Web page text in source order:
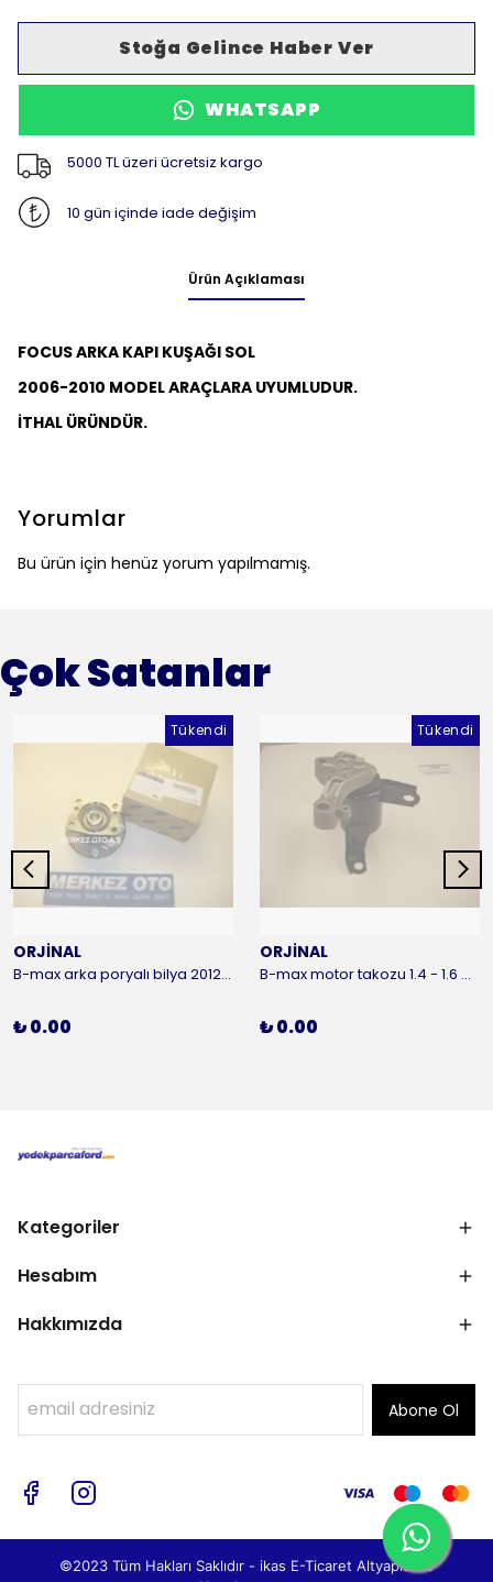
Stoğa Gelince Haber Ver
WHATSAPP
5000 TL üzeri ücretsiz kargo
10 gün içinde iade değişim
Ürün Açıklaması
FOCUS ARKA KAPI KUŞAĞI SOL
2006-2010 MODEL ARAÇLARA UYUMLUDUR.
İTHAL ÜRÜNDÜR.
Yorumlar
Bu ürün için henüz yorum yapılmamış.
Çok Satanlar
Tükendi
ORJİNAL
B-max arka poryalı bilya 2012-2016 ORJİNAL
₺ 0.00
Tükendi
ORJİNAL
B-max motor takozu 1.4 - 1.6 benzinli 2012-2016 ORJİNAL
₺ 0.00
Kategoriler
Hesabım
Hakkımızda
Abone Ol
©2023 Tüm Hakları Saklıdır - ikas E-Ticaret Altyapısı ile